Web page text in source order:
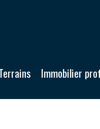
Terrains Immobilier